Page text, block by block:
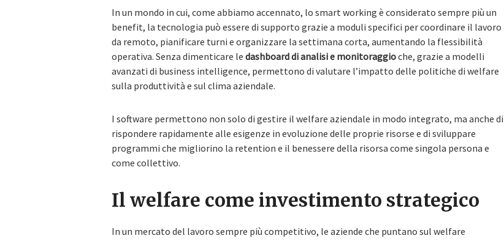
In un mondo in cui, come abbiamo accennato, lo smart working è considerato sempre più un
benefit, la tecnologia può essere di supporto grazie a moduli specifici per coordinare il lavoro
da remoto, pianificare turni e organizzare la settimana corta, aumentando la flessibilità
operativa. Senza dimenticare le dashboard di analisi e monitoraggioche, grazie a modelli
avanzati di business intelligence, permettono di valutare l’impatto delle politiche di welfare
sulla produttività e sul clima aziendale.
I software permettono non solo di gestire il welfare aziendale in modo integrato, ma anche di
rispondere rapidamente alle esigenze in evoluzione delle proprie risorse e di sviluppare
programmi che migliorino la retention e il benessere della risorsa come singola persona e
come collettivo.
Il welfare come investimento strategico
In un mercato del lavoro sempre più competitivo, le aziende che puntano sul welfare